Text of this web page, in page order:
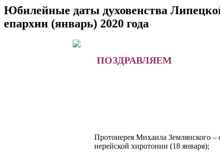
Юбилейные даты духовенства
епархии (январь) 2020 года
ПОЗДРАВЛЯЕМ
Протоиерея Михаила Землянского –
иерейской хиротонии (18 января);